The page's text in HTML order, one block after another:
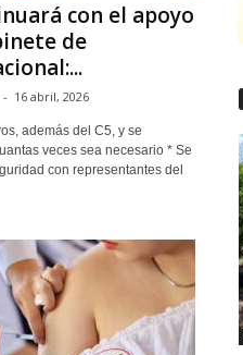
con el apoyo
de
- 16 abril, 2026
además del C5, y se
veces sea necesario * Se
con representantes del